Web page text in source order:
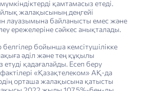
қамтамасыз етеді.
жалақысының деңгейі
лауазымына байланысты емес және
ережелеріне сәйкес анықталады.
бойынша кемсітушілікке
әділ және тең құқылы
қадағалайды. Есеп беру
фактілері «Қазақтелеком» АҚ-да
орташа жалақысына қатысты